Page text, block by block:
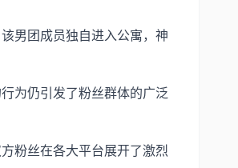
男团成员独自进入公寓，神
为仍引发了粉丝群体的广泛
粉丝在各大平台展开了激烈